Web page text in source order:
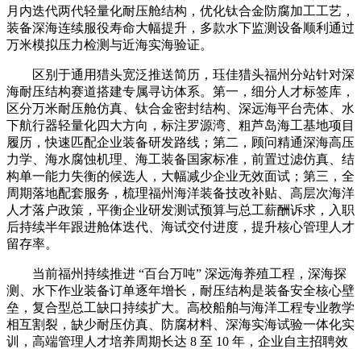
月内迭代两代轻量化耐压舱结构，优化钛合金防腐加工工艺，
装备深海连续服役寿命大幅提升，多款水下监测设备顺利通过
万米模拟压力检测与近海实海验证。
区别于通用猎头宽泛推送简历，珏佳猎头福州分站针对深
海耐压结构赛道搭建专属寻访体系。第一，细分人才标签库，
区分万米耐压舱仿真、钛合金密封结构、深远海平台壳体、水
下航行器轻量化四大方向，标注罗源湾、粗芦岛海工基地项目
履历，快速匹配企业装备研发路线；第二，顾问精通深海高压
力学、海水腐蚀机理、海工装备国家标准，前置过滤仿真、结
构单一能力失衡的候选人，大幅减少企业无效面试；第三，全
周期落地配套服务，梳理福州海洋装备技改补贴、高层次海洋
人才落户政策，平衡企业研发测试预算与总工薪酬诉求，入职
后持续半年跟进舱体迭代、海试交付进度，提升核心管理人才
留存率。
当前福州持续推进 “百台万吨” 深远海养殖工程，深海探
测、水下作业装备订单逐年增长，耐压结构是装备安全核心壁
垒，复合型总工缺口持续扩大。高校船舶与海洋工程专业教学
相互割裂，缺少耐压仿真、防腐材料、深海实海试验一体化实
训，高端管理人才培养周期长达 8 至 10 年，企业自主招聘效